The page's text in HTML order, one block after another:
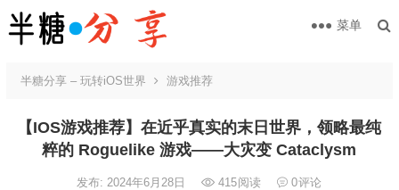
菜单
半糖分享 – 玩转iOS世界 游戏推荐
【IOS游戏推荐】在近乎真实的末日世界，领略最纯
粹的 Roguelike 游戏——大灾变 Cataclysm
发布: 2024年6月28日 415阅读 0评论